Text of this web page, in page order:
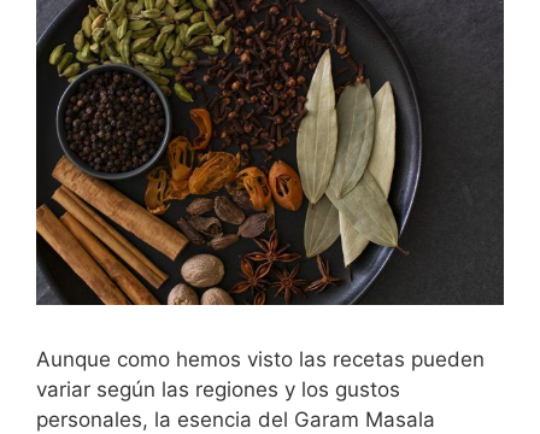
Aunque como hemos visto las recetas pueden
variar según las regiones y los gustos
personales, la esencia del Garam Masala